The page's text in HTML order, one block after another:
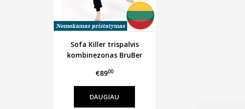
Sofa Killer trispalvis
kombinezonas BruBer
€8900
DAUGIAU